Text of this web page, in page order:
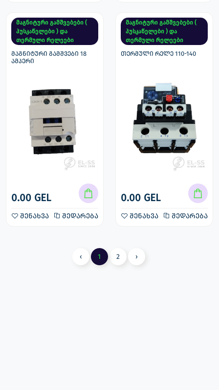
მაგნიტური გამშვებები (
პუსკაწელები ) და
თერმული რელეები
მაგნიტური გამშვები 18
ამპერი
0.00 GEL
შენახვა შედარება
მაგნიტური გამშვებები (
პუსკაწელები ) და
თერმული რელეები
თერმული რელე 110-140
0.00 GEL
შენახვა შედარება
‹ 1 2 ›